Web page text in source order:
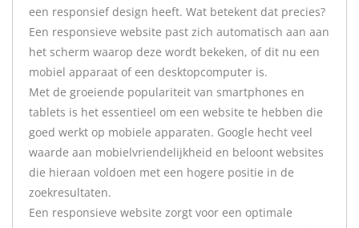
een responsief design heeft. Wat betekent dat precies?
Een responsieve website past zich automatisch aan aan
het scherm waarop deze wordt bekeken, of dit nu een
mobiel apparaat of een desktopcomputer is.
Met de groeiende populariteit van smartphones en
tablets is het essentieel om een website te hebben die
goed werkt op mobiele apparaten. Google hecht veel
waarde aan mobielvriendelijkheid en beloont websites
die hieraan voldoen met een hogere positie in de
zoekresultaten.
Een responsieve website zorgt voor een optimale